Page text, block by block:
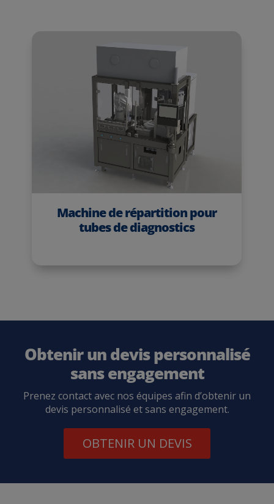
Machine de répartition pour
tubes de diagnostics
Obtenir un devis personnalisé
sans engagement
Prenez contact avec nos équipes afin d’obtenir un
devis personnalisé et sans engagement.
OBTENIR UN DEVIS